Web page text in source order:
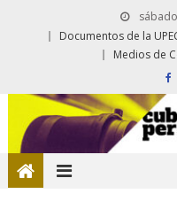
Documentos de la
Medios de